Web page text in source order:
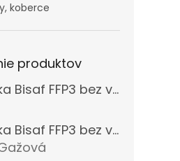
koberce
produktov
Polomaska Bisaf FFP3 bez ventilčeka , balenie 15 ks
je 5 z 5 hviezdičiek.
Polomaska Bisaf FFP3 bez ventilčeka 99 % , balenie 1 ks
je 5 z 5 hviezdičiek.